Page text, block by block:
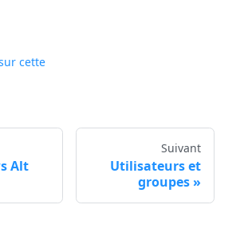
cette
Alt
Suivant
Utilisateurs et
groupes